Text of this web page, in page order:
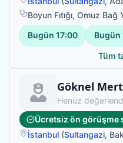
Boyun Fıtığı, Omuz Bağ
Bugün 17:00 Bugün
Tüm
Göknel
Fizyoterapist
Henüz
Ücretsiz ön görüşme
İstanbul (Sultangazi,